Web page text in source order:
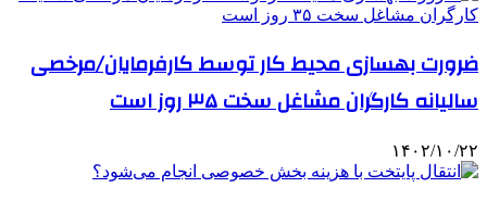
ضرورت بهسازی محیط کار توسط کارفرمایان/مرخصی
سالیانه کارگران مشاغل سخت ۳۵ روز است
۱۴۰۲/۱۰/۲۲